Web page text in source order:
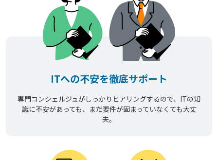
ITへの不安を徹底サポート
専門コンシェルジュがしっかりヒアリングするので、ITの知
識に不安があっても、まだ要件が固まっていなくても大丈
夫。